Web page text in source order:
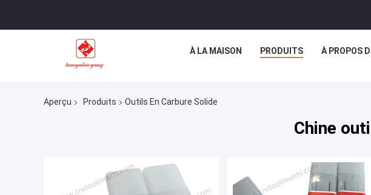
À LA MAISON PRODUITS À PROPOS
Aperçu Produits Outils En Carbure Solide
Chine